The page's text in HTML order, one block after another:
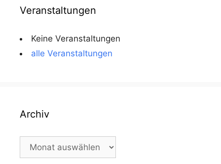
Veranstaltungen
Keine Veranstaltungen
alle Veranstaltungen
Archiv
Archiv